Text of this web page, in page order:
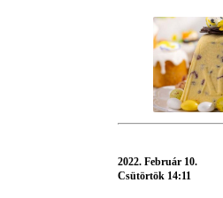
2022. Február 10.
Csütörtök 14:11